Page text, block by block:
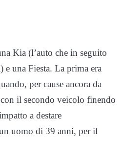
Kia (l’auto che in seguito
e una Fiesta. La prima era
per cause ancora da
con il secondo veicolo finendo
a destare
uomo di 39 anni, per il